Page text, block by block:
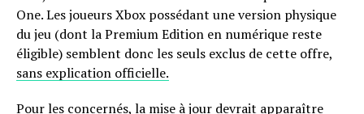
One. Les joueurs Xbox possédant une version physique
du jeu (dont la Premium Edition en numérique reste
éligible) semblent donc les seuls exclus de cette offre,
sans explication officielle.
Pour les concernés, la mise à jour devrait apparaître